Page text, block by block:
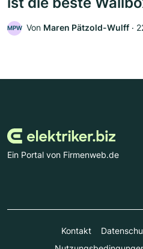
MPW Von Maren Pätzold-Wulff ‧
Ein Portal von Firmenweb.de
Kontakt